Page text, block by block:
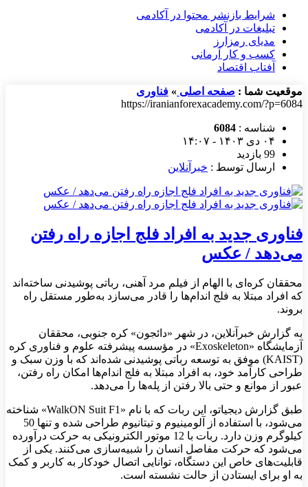
شرایط بازنشر محتوا در آکادمی
تبلیغات در آکادمی
مدیای رمزارز
کسب و کار آرمانی
آفتاب اقتصاد
موقعیت شما : صفحه اصلی » فناوری
https://iranianforexacademy.com/?p=6084
شناسه : 6084
۰۴ دی ۱۴۰۳ - ۱۴:۰۷
99 بازدید
ارسال توسط : خبرآنلاین
فناوری جدید به افراد فلج اجازه راه رفتن
می‌دهد / عکس
محققان کره‌ای با الهام از فیلم مرد آهنی، رباتی پوشیدنی ساخته‌اند
که افراد مبتلا به فلج اندام‌ها را قادر می‌سازد به‌طور مستقل راه
بروند.
به گزارش خبرآنلاین، در شهر «دائجون» کره جنوبی، محققان
آزمایشگاه «Exoskeleton» در مؤسسه پیشرفته علوم و فناوری کره
(KAIST) موفق به توسعه رباتی پوشیدنی شده‌اند که با وزن سبک و
طراحی کارآمد خود، به افراد مبتلا به فلج اندام‌ها امکان راه رفتن،
عبور از موانع و حتی بالا رفتن از پله‌ها را می‌دهد.
طبق گزارش دیجیاتو، این ربات که با نام «WalkON Suit F1» شناخته
می‌شود، با استفاده از آلومینیوم و تیتانیوم طراحی شده و تنها 50
کیلوگرم وزن دارد. ربات با 12 موتور الکترونیکی به حرکت درآورده
می‌شود که حرکت مفاصل انسان را شبیه‌سازی می‌کنند. یکی از
قابلیت‌های خاص این دستگاه، توانایی اتصال خودکار به کاربر و کمک
به او برای ایستادن از حالت نشسته است.